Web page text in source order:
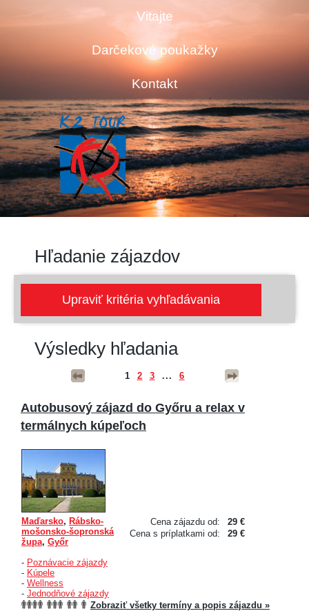
Vitajte
Darčekové poukažky
Kontakt
Hľadanie zájazdov
Výsledky hľadania
1 2 3 ... 6
Autobusový zájazd do Győru a relax v
termálnych kúpeľoch
Cena zájazdu od:
29 €
Cena s príplatkami od:
29 €
Maďarsko, Rábsko-
mošonsko-šopronská
župa, Győr
- Poznávacie zájazdy
- Kúpele
- Wellness
- Jednodňové zájazdy
Zobraziť všetky termíny a popis zájazdu »